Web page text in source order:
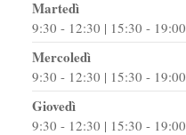
Martedì
9:30 - 12:30 | 15:30 - 19:00
Mercoledì
9:30 - 12:30 | 15:30 - 19:00
Giovedì
9:30 - 12:30 | 15:30 - 19:00